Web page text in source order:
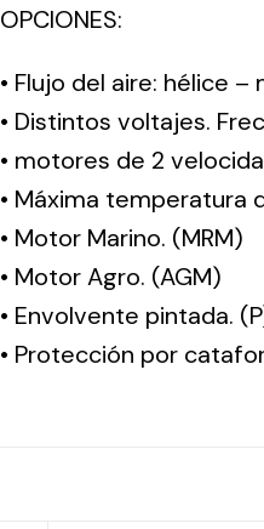
OPCIONES:
• Flujo del aire: hélice –
• Distintos voltajes.
• motores de 2
• Máxima temperatura
• Motor Marino. (MRM)
• Motor Agro. (AGM)
• Envolvente pintada.
• Protección por